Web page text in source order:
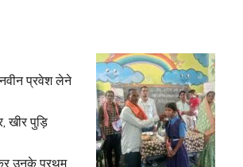
प्रवेश लेने
खीर पुड़ि
उनके प्रथम